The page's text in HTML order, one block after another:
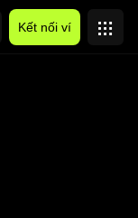
Kết nối ví